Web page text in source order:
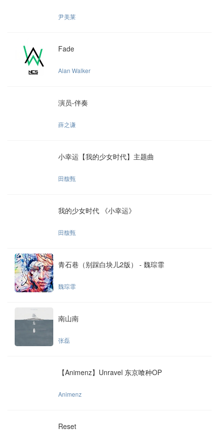
尹美莱
Fade
Alan Walker
演员-伴奏
薛之谦
小幸运【我的少女时代】主题曲
田馥甄
我的少女时代 《小幸运》
田馥甄
青石巷（别踩白块儿2版） - 魏琮霏
魏琮霏
南山南
张磊
【Animenz】Unravel 东京喰种OP
Animenz
Reset